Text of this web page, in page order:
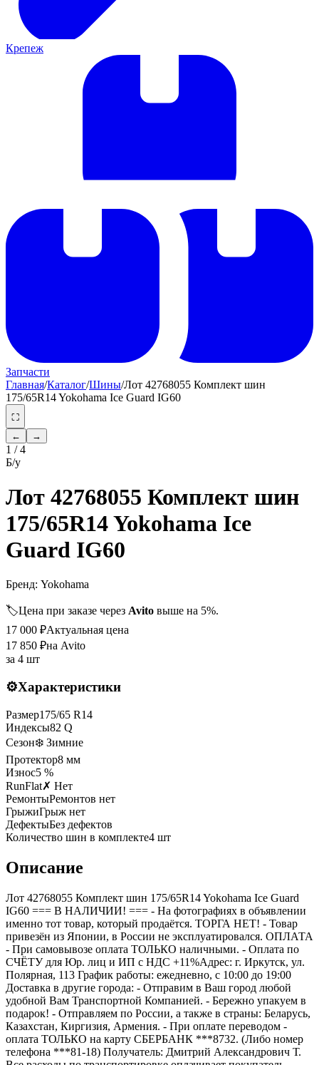
Крепеж
Запчасти
Главная/Каталог/Шины/Лот 42768055 Комплект шин
175/65R14 Yokohama Ice Guard IG60
⛶
←
→
1 /4
Б/у
Лот 42768055 Комплект шин
175/65R14 Yokohama Ice
Guard IG60
Бренд: Yokohama
🏷️Цена при заказе через Avito выше на 5%.
17 000 ₽Актуальная цена
17 850 ₽на Avito
за 4 шт
⚙️Характеристики
Размер175/65 R14
Индексы82 Q
Сезон❄️ Зимние
Протектор8 мм
Износ5 %
RunFlat✗ Нет
РемонтыРемонтов нет
ГрыжиГрыж нет
ДефектыБез дефектов
Количество шин в комплекте4 шт
Описание
Лот 42768055 Комплект шин 175/65R14 Yokohama Ice Guard
IG60 === B НАЛИЧИИ! === - На фотографиях в объявлении
именно тот товар, который продаётся. ТОРГА НЕТ! - Товар
привезён из Японии, в России не эксплуатировался. ОПЛАТА
- При самовывозе оплата ТОЛЬКО наличными. - Оплата по
СЧЁТУ для Юр. лиц и ИП с НДС +11%Адрес: г. Иркутск, ул.
Полярная, 113 График работы: ежедневно, с 10:00 до 19:00
Доставка в другие города: - Отправим в Ваш город любой
удобной Вам Транспортной Компанией. - Бережно упакуем в
подарок! - Отправляем по России, а также в страны: Беларусь,
Казахстан, Киргизия, Армения. - При оплате переводом -
оплата ТОЛЬКО на карту СБЕРБАНК ***8732. (Либо номер
телефона ***81-18) Получатель: Дмитрий Александрович Т.